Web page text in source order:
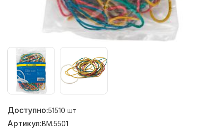
Доступно:51510 шт
Артикул:BM.5501